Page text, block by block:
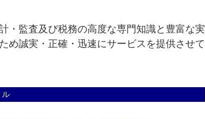
・監査及び税務の高度な専門知識と豊富な実
め誠実・正確・迅速にサービスを提供させて
ル